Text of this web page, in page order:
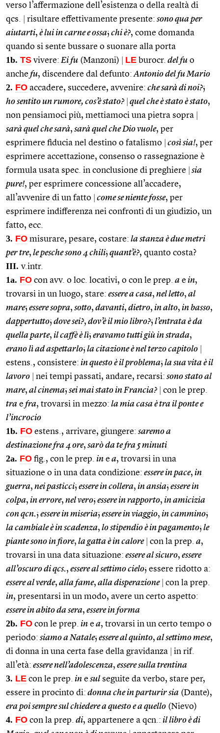
verso l’affermazione dell’esistenza o della realtà di
qcs.
risultare effettivamente presente: sono qua per
aiutarti, è lui in carne e ossa; chi è?, come domanda
quando si sente bussare o suonare alla porta
1b. TS vivere: Ei fu (Manzoni) LE burocr. del fu o
anche fu, discendere dal defunto: Antonio del fu Mario
2. FO accadere, succedere, avvenire: che sarà di noi?;
ho sentito un rumore, cos’è stato?
quel che è stato è stato,
non pensiamoci più, mettiamoci una pietra sopra
sarà quel che sarà, sarà quel che Dio vuole, per
esprimere fiducia nel destino o fatalismo
così sia!, per
esprimere accettazione, consenso o rassegnazione è
formula usata spec. in conclusione di preghiere
sia
pure!, per esprimere concessione all’accadere,
all’avvenire di un fatto
come se niente fosse, per
esprimere indifferenza nei confronti di un giudizio, un
fatto, ecc.
3. FO misurare, pesare, costare: la stanza è due metri
per tre, le pesche sono 4 chili; quant’è?, quanto costa?
III. v.intr.
1a. FO con avv. o loc. locativi, o con le prep. a e in,
trovarsi in un luogo, stare: essere a casa, nel letto, al
mare; essere sopra, sotto, davanti, dietro, in alto, in basso,
dappertutto; dove sei?, dov’è il mio libro?; l’entrata è da
quella parte, il caffè è lì; eravamo tutti giù in strada,
erano lì ad aspettarlo; la citazione è nel terzo capitolo
estens., consistere: in questo è il problema; la sua vita è il
lavoro
nei tempi passati, andare, recarsi: sono stato al
mare, al cinema; sei mai stato in Francia?
con le prep.
tra e fra, trovarsi in mezzo: la mia casa è tra il ponte e
l’incrocio
1b. FO estens., arrivare, giungere: saremo a
destinazione fra 4 ore, sarò da te fra 5 minuti
2a. FO fig., con le prep. in e a, trovarsi in una
situazione o in una data condizione: essere in pace, in
guerra, nei pasticci; essere in collera, in ansia; essere in
colpa, in errore, nel vero; essere in rapporto, in amicizia
con qcn.; essere in miseria; essere in viaggio, in cammino;
la cambiale è in scadenza, lo stipendio è in pagamento; le
piante sono in fiore, la gatta è in calore con la prep. a,
trovarsi in una data situazione: essere al sicuro, essere
all’oscuro di qcs., essere al settimo cielo; essere ridotto a:
essere al verde, alla fame, alla disperazione
con la prep.
in, presentarsi in un modo, avere un certo aspetto:
essere in abito da sera, essere in forma
2b. FO con le prep. in e a, trovarsi in un certo tempo o
periodo: siamo a Natale; essere al quinto, al settimo mese,
di donna in una certa fase della gravidanza
in rif.
all’età: essere nell’adolescenza, essere sulla trentina
3. LE con le prep. in e sul seguite da verbo, stare per,
essere in procinto di: donna che in parturir sia (Dante),
era poi sempre sul chiedere a questo e a quello (Nievo)
4. FO con la prep. di, appartenere a qcn.: il libro è di